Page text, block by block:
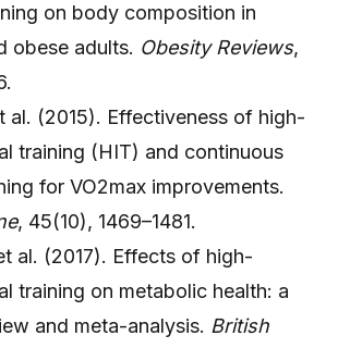
on body composition in
obese adults. Obesity Reviews,
al. (2015). Effectiveness of high-
training (HIT) and continuous
for VO2max improvements.
, 45(10), 1469–1481.
al. (2017). Effects of high-
training on metabolic health: a
and meta-analysis. British